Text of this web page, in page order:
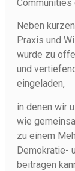
Communities
Neben
Praxis und
wurde zu
und
eingeladen,
in denen wir
wie
zu einem
Demokratie-
beitragen